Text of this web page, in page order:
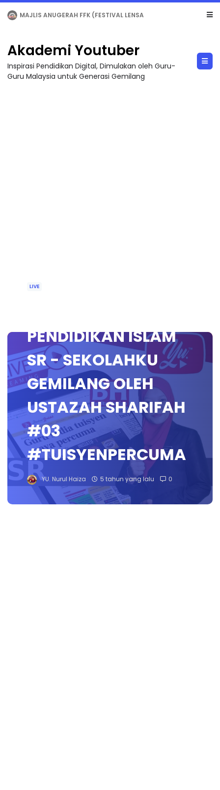
MAJLIS ANUGERAH FFK (FESTIVAL LENSA PENDIDIKAN - FLeP) 2026
Akademi Youtuber
Inspirasi Pendidikan Digital, Dimulakan oleh Guru-
Guru Malaysia untuk Generasi Gemilang
LIVE
PENDIDIKAN ISLAM
SR - SEKOLAHKU
GEMILANG OLEH
USTAZAH SHARIFAH
#03
#TUISYENPERCUMA
YU. Nurul Haiza 5 tahun yang lalu 0